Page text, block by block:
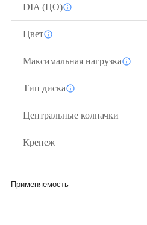
DIA (ЦО)
Цвет
Максимальная нагрузка
Тип диска
Центральные колпачки
Крепеж
Применяемость